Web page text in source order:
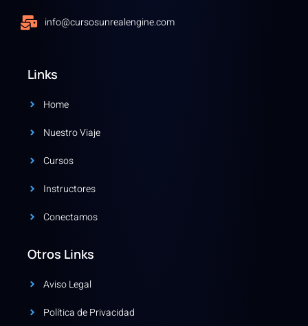
info@cursosunrealengine.com
Links
Home
Nuestro Viaje
Cursos
Instructores
Conectamos
Otros Links
Aviso Legal
Política de Privacidad